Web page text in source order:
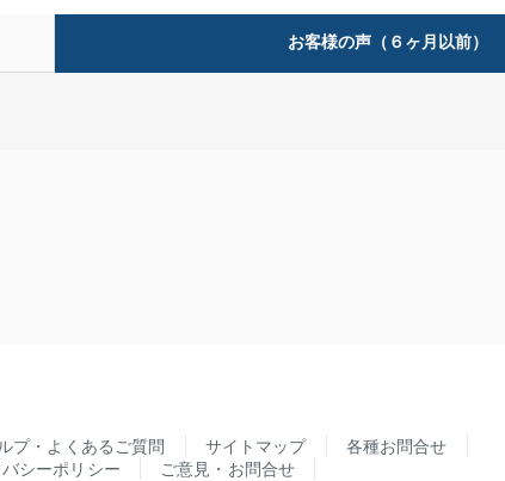
お客様の声（６ヶ月以前）
プ・よくあるご質問 サイトマップ
各種お問合せ
シーポリシー ご意見・お問合せ